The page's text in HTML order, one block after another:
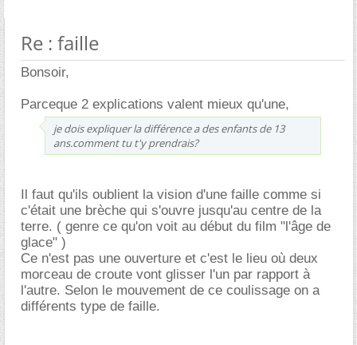
Re : faille
Bonsoir,
Parceque 2 explications valent mieux qu'une,
je dois expliquer la différence a des enfants de 13
ans.comment tu t'y prendrais?
Il faut qu'ils oublient la vision d'une faille comme si
c'était une brèche qui s'ouvre jusqu'au centre de la
terre. ( genre ce qu'on voit au début du film "l'âge de
glace" )
Ce n'est pas une ouverture et c'est le lieu où deux
morceau de croute vont glisser l'un par rapport à
l'autre. Selon le mouvement de ce coulissage on a
différents type de faille.